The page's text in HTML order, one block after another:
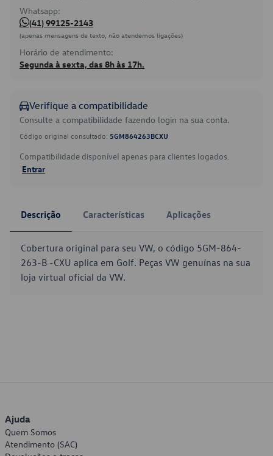
Whatsapp:
(41) 99125-2143
(apenas mensagens de texto, não atendemos ligações)
Horário de atendimento:
Segunda à sexta, das 8h às 17h.
Verifique a compatibilidade
Consulte a compatibilidade fazendo login na sua conta.
Código original consultado: 5GM864263BCXU
Compatibilidade disponível apenas para clientes logados.
Entrar
Descrição Características Aplicações
Cobertura original para seu VW, o código 5GM-864-
263-B -CXU aplica em Golf. Peças VW genuínas na sua
loja virtual oficial da VW.
Ajuda
Quem Somos
Atendimento (SAC)